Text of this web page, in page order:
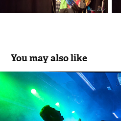
You may also like
Death Whore
2024